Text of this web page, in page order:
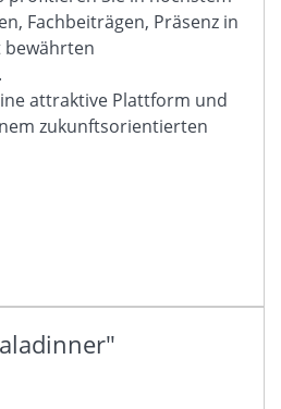
Fachbeiträgen, Präsenz in
bewährten
attraktive Plattform und
zukunftsorientierten